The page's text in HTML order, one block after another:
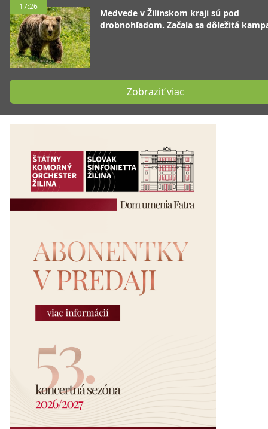
17:26
Medvede v Žilinskom kraji sú pod
drobnohľadom. Začala sa dôležitá
Zobraziť viac